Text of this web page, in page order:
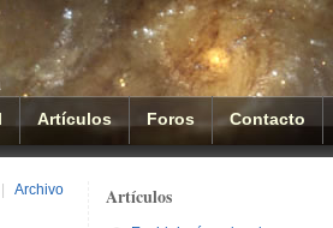
Artículos Foros Contacto
Archivo Artículos